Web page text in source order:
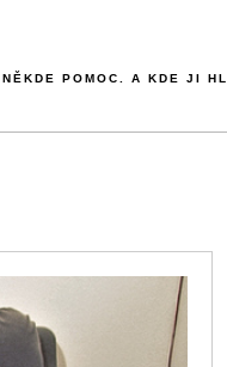
POMOC. A KDE JI